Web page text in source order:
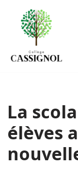
Aller
contenu
La
élèves